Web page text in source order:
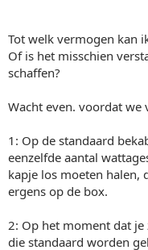
Tot welk vermogen kan
Of is het misschien
schaffen?
Wacht even. voordat we
1: Op de standaard
eenzelfde aantal
kapje los moeten halen,
ergens op de box.
2: Op het moment dat je
die standaard worden